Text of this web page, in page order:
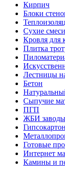
Кирпич
Блоки
Сухие смеси
Кровля для
Плитка
Лестницы
Бетон
Сыпучие
ПГП
ЖБИ заводы
Готовые
Интернет
Камины и